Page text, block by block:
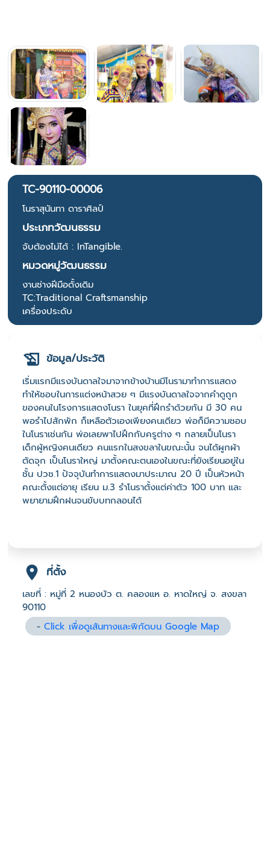
TC-90110-00006
โนราสุนันทา ดาราศิลป์
ประเภทวัฒนธรรม
จับต้องไม่ได้ : InTangible.
หมวดหมู่วัฒนธรรม
งานช่างฝีมือดั้งเดิม
TC:Traditional Craftsmanship
เครื่องประดับ
ข้อมูล/ประวัติ
เริ่มแรกมีแรงบันดาลใจมาจากข้างบ้านมีโนรามาทำการแสดง
ทำให้ชอบในการแต่งหน้าสวย ๆ มีแรงบันดาลใจจากคำดูถูก
ของคนในโรงการแสดงโนรา ในยุคที่ฝึกรำด้วยกัน มี 30 คน
พอรำไปสักพัก ก็เหลือตัวเองเพียงคนเดียว พ่อก็มีความชอบ
ในโนราเช่นกัน พ่อเลยพาไปฝึกกับครูต่าง ๆ กลายเป็นโนรา
เด็กผู้หญิงคนเดียว คนแรกในสงขลาในขณะนั้น จนได้ผูกผ้า
ตัดจุก เป็นโนราใหญ่ มาตั้งคณะตนเองในขณะที่ยังเรียนอยู่ใน
ชั้น ปวช.1 ปัจจุบันทำการแสดงมาประมาณ 20 ปี เป็นหัวหน้า
คณะตั้งแต่อายุ เรียน ม.3 รำโนราตั้งแต่ค่าตัว 100 บาท และ
พยายามฝึกฝนจนขับบทกลอนได้
ที่ตั้ง
เลขที่ : หมู่ที่ 2 หนองบัว ต. คลองแห อ. หาดใหญ่ จ. สงขลา
90110
-Click เพื่อดูเส้นทางและพิกัดบน Google Map